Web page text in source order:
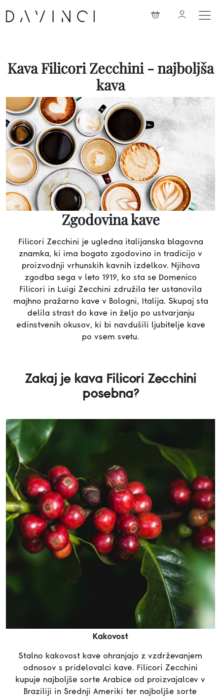
Kava Filicori Zecchini - najboljša
kava
Zgodovina kave
Filicori Zecchini je ugledna italijanska blagovna
znamka, ki ima bogato zgodovino in tradicijo v
proizvodnji vrhunskih kavnih izdelkov. Njihova
zgodba sega v leto 1919, ko sta se Domenico
Filicori in Luigi Zecchini združila ter ustanovila
majhno pražarno kave v Bologni, Italija. Skupaj sta
delila strast do kave in željo po ustvarjanju
edinstvenih okusov, ki bi navdušili ljubitelje kave
po vsem svetu.
Zakaj je kava Filicori Zecchini
posebna?
Kakovost
Stalno kakovost kave ohranjajo z vzdrževanjem
odnosov s pridelovalci kave. Filicori Zecchini
kupuje najboljše sorte Arabice od proizvajalcev v
Braziliji in Srednji Ameriki ter najboljše sorte